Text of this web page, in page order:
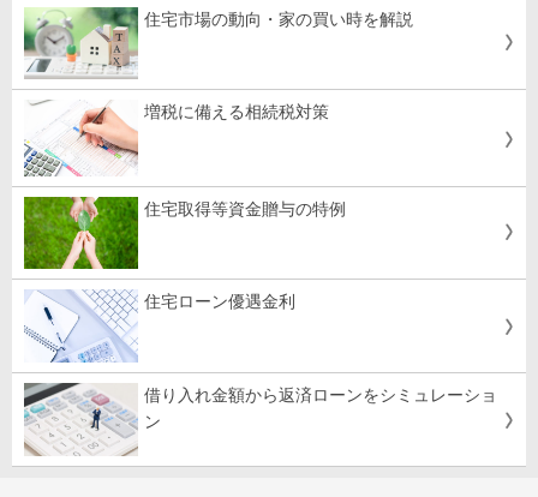
住宅市場の動向・家の買い時を解説
増税に備える相続税対策
住宅取得等資金贈与の特例
住宅ローン優遇金利
借り入れ金額から返済ローンをシミュレーショ
ン